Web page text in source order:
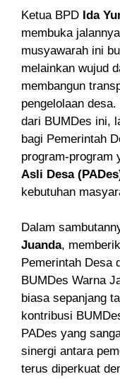
Ketua BPD Ida
membuka
musyawarah ini
melainkan wujud
membangun
pengelolaan
dari BUMDes ini,
bagi Pemerintah
program-program
Asli Desa
kebutuhan
Dalam
Juanda,
Pemerintah Desa
BUMDes Warna
biasa sepanjang
kontribusi
PADes yang
sinergi antara
terus diperkuat